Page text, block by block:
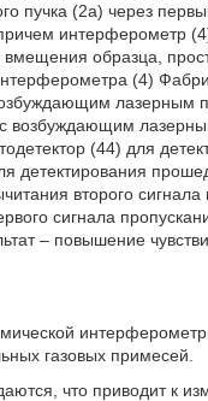
пучка (2а) через
интерферометр
вмещения образца,
(4)
лазерным
(44) для
детектирования
второго
сигнала
– повышение
газовых примесей.
что приводит к